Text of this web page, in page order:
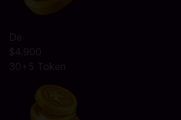
De
$4.900
30+5 Token